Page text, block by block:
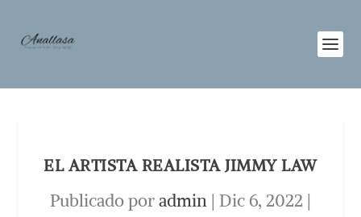
EL ARTISTA REALISTA JIMMY LAW
Publicado poradmin | Dic 6, 2022 |